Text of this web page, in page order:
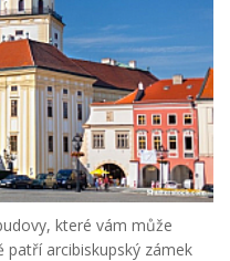
které vám může
arcibiskupský zámek